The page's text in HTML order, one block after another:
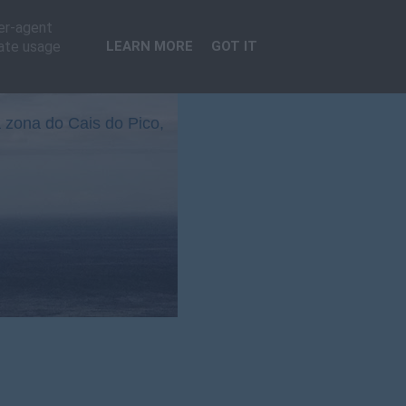
do Cais do Pico,
agent
usage
LEARN MORE GOT IT